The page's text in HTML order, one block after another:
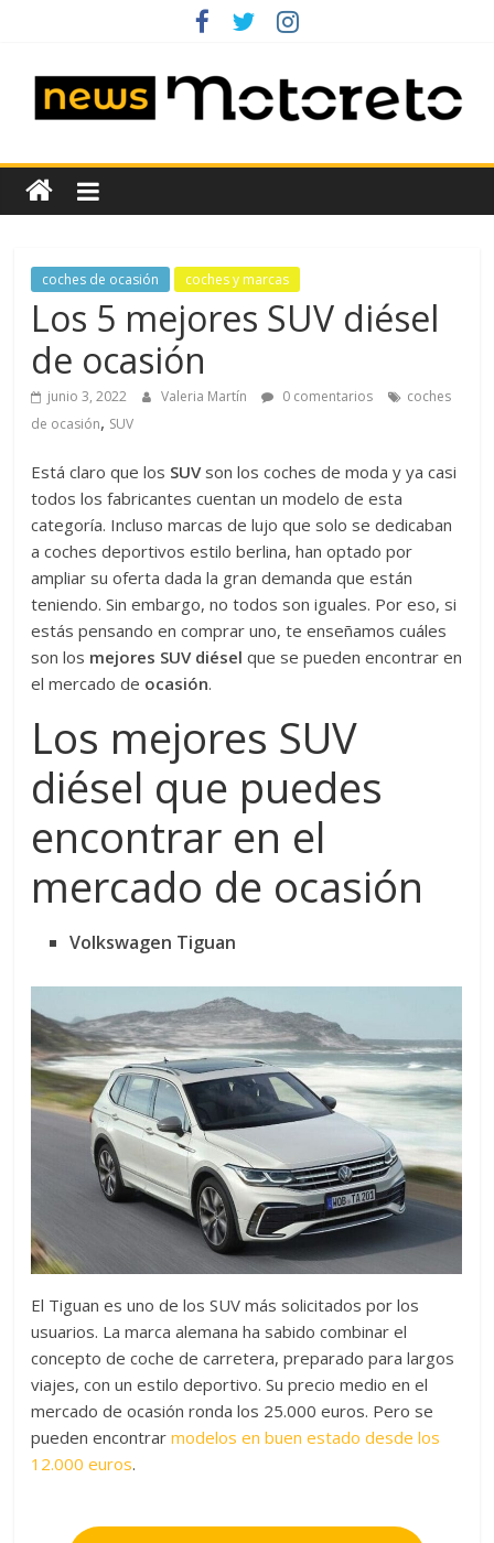
News
Motoreto
Noticias
coches
de
ocasión
coches de ocasión coches y marcas
Los 5 mejores SUV diésel
de ocasión
junio 3, 2022 Valeria Martín 0 comentarios
coches
de ocasión, SUV
Está claro que los SUVson los coches de moda y ya casi
todos los fabricantes cuentan un modelo de esta
categoría. Incluso marcas de lujo que solo se dedicaban
a coches deportivos estilo berlina, han optado por
ampliar su oferta dada la gran demanda que están
teniendo. Sin embargo, no todos son iguales. Por eso, si
estás pensando en comprar uno, te enseñamos cuáles
son los mejores SUV diésel que se pueden encontrar en
el mercado de ocasión.
Los mejores SUV
diésel que puedes
encontrar en el
mercado de ocasión
Volkswagen Tiguan
El Tiguan es uno de los SUV más solicitados por los
usuarios. La marca alemana ha sabido combinar el
concepto de coche de carretera, preparado para largos
viajes, con un estilo deportivo. Su precio medio en el
mercado de ocasión ronda los 25.000 euros. Pero se
pueden encontrar modelos en buen estado desde los
12.000 euros.